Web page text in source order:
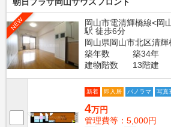
NEW
岡山市電清輝橋線<岡
駅 徒歩6分
岡山県岡山市北区清輝
築年数
築34年
建物階数
13階建
新着 即入居 パノラマ 写真
4万円
管理費等：5,000円